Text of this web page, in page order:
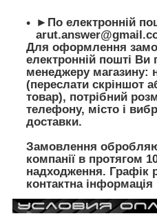
►По електронній
Для оформлення
електронній пошті Ви
менеджеру магазину:
(переслати скріншот
товар), потрібний
телефону, місто і
доставки.
Замовлення
компанії в протягом
надходження. Графік
контактна